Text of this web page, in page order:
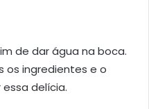
de dar água na boca.
ingredientes e o
delícia.